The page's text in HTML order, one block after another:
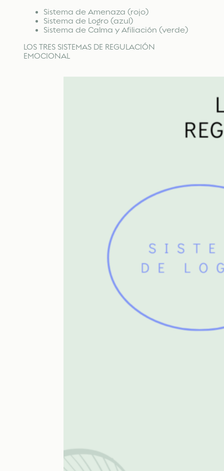
Sistema de Amenaza (rojo)
Sistema de Logro (azul)
Sistema de Calma y Afiliación (verde)
LOS TRES SISTEMAS DE REGULACIÓN
EMOCIONAL